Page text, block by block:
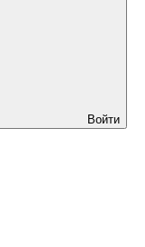
Войти